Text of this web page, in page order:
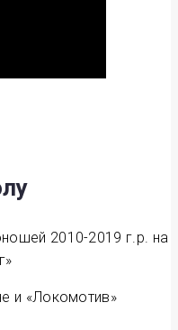
2010-2019 г.р. на
и «Локомотив»